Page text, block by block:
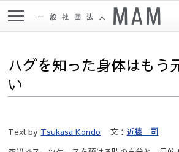
ハグを知った身体はもう
い
Text by Tsukasa Kondo 文： 近藤 司